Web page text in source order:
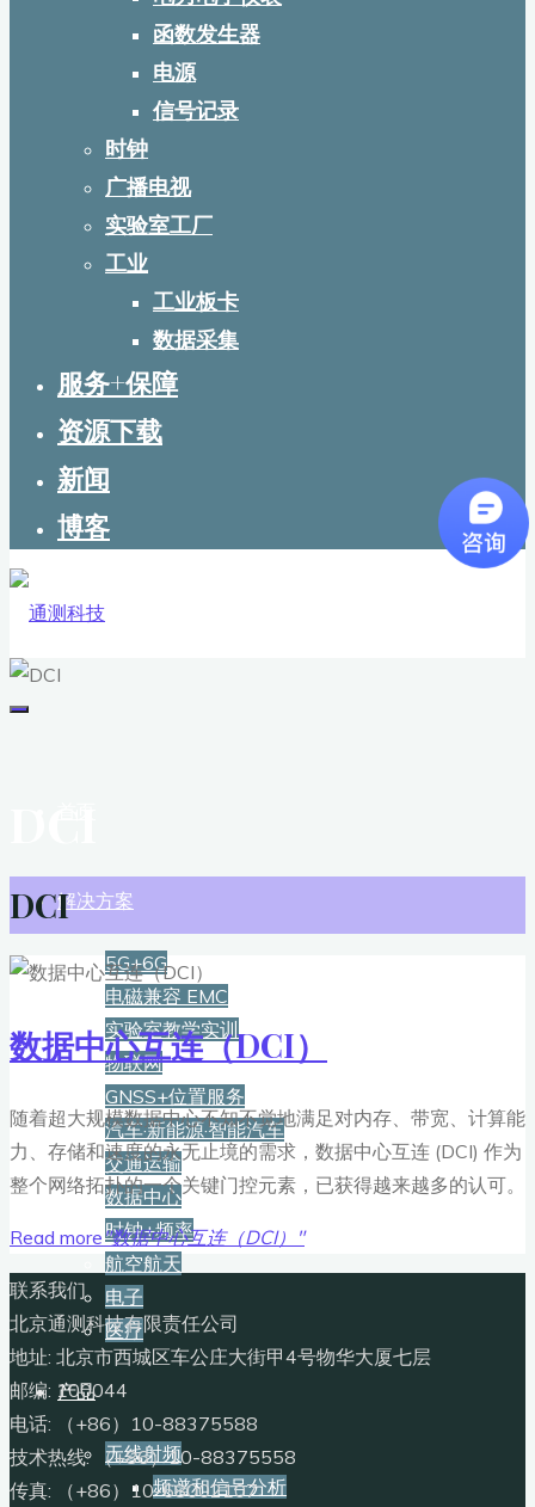
函数发生器
电源
信号记录
时钟
广播电视
实验室工厂
工业
工业板卡
数据采集
服务+保障
资源下载
新闻
博客
解决方案
5G+6G
电磁兼容 EMC
实验室教学实训
物联网
GNSS+位置服务
汽车·新能源·智能汽车
交通运输
数据中心
时钟+频率
航空航天
电子
医疗
产品
无线射频
频谱和信号分析
DCI
数据中心互连（DCI）
随着超大规模数据中心不知不觉地满足对内存、带宽、计算能
力、存储和速度的永无止境的需求，数据中心互连 (DCI) 作为
整个网络拓扑的一个关键门控元素，已获得越来越多的认可。
Read more"数据中心互连（DCI）"
联系我们
北京通测科技有限责任公司
地址: 北京市西城区车公庄大街甲4号物华大厦七层
邮编: 100044
电话: （+86）10-88375588
技术热线: （+86）10-88375558
传真: （+86）10-68002107